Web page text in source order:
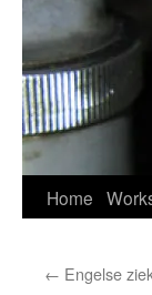
Home
← Engelse